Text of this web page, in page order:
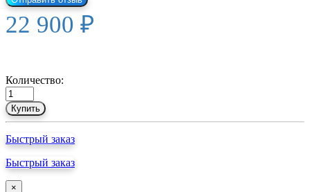
22 900 ₽
Количество:
Купить
Быстрый заказ
Быстрый заказ
×